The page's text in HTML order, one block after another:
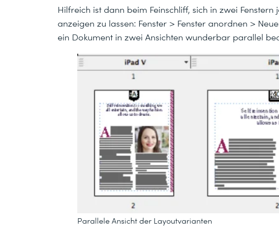
Hilfreich ist dann beim Feinschliff, sich in zwei Fenstern
anzeigen zu lassen: Fenster > Fenster anordnen >
ein Dokument in zwei Ansichten wunderbar parallel
Parallele Ansicht der Layoutvarianten